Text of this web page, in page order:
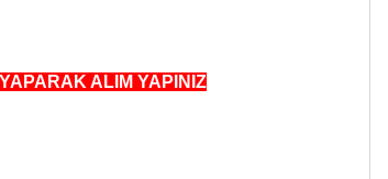
ALIM YAPINIZ